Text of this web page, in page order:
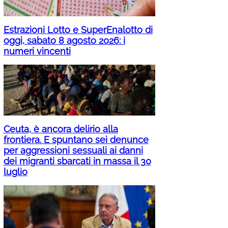
Estrazioni Lotto e SuperEnalotto di
oggi, sabato 8 agosto 2026: i
numeri vincenti
Ceuta, è ancora delirio alla
frontiera. E spuntano sei denunce
per aggressioni sessuali ai danni
dei migranti sbarcati in massa il 30
luglio